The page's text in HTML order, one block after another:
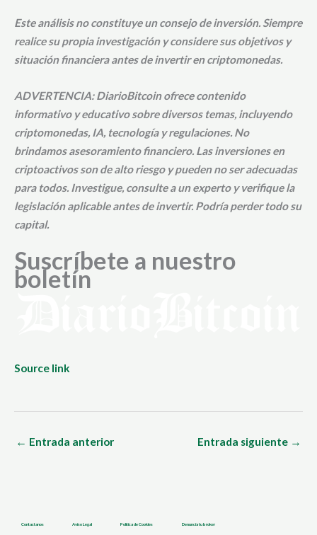
Este análisis no constituye un consejo de inversión. Siempre
realice su propia investigación y considere sus objetivos y
situación financiera antes de invertir en criptomonedas.
ADVERTENCIA:DiarioBitcoin ofrece contenido
informativo y educativo sobre diversos temas, incluyendo
criptomonedas, IA, tecnología y regulaciones. No
brindamos asesoramiento financiero. Las inversiones en
criptoactivos son de alto riesgo y pueden no ser adecuadas
para todos. Investigue, consulte a un experto y verifique la
legislación aplicable antes de invertir. Podría perder todo su
capital.
Suscríbete a nuestro
boletín
Source link
← Entrada anterior Entrada siguiente →
Contactanos Aviso Legal Política de Cookies Denuncia tu broker